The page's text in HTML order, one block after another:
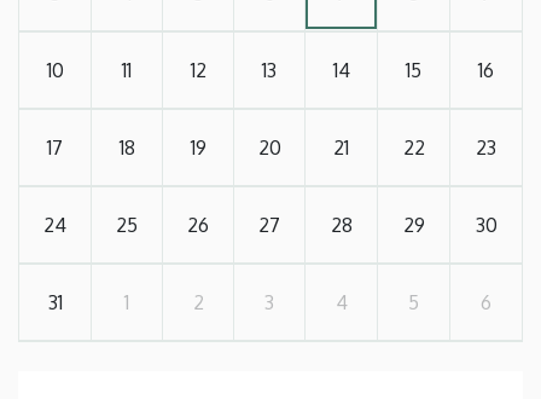
10 11 12 13 14 15 16
17 18 19 20 21 22 23
24 25 26 27 28 29 30
31 1 2 3 4 5 6